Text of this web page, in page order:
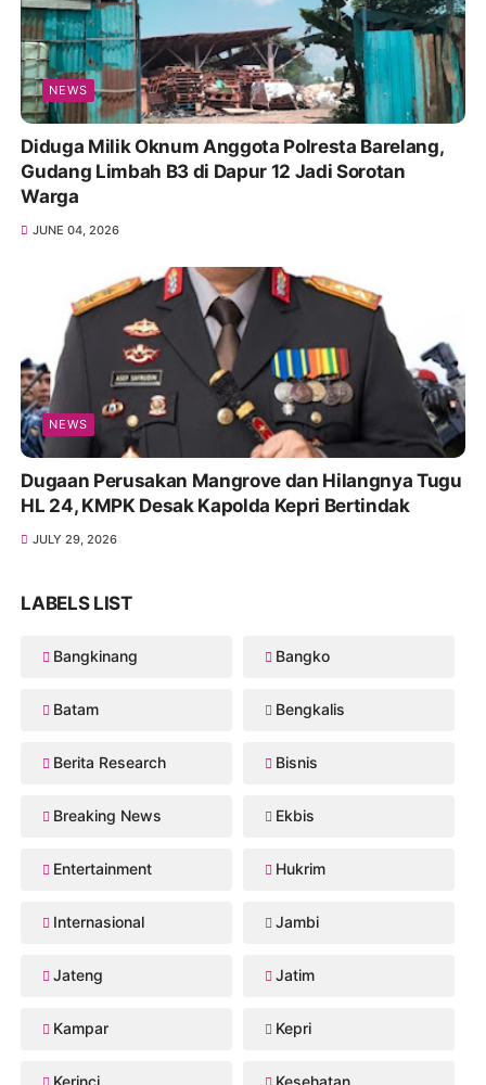
NEWS
Diduga Milik Oknum Anggota Polresta Barelang,
Gudang Limbah B3 di Dapur 12 Jadi Sorotan
Warga
JUNE 04, 2026
NEWS
Dugaan Perusakan Mangrove dan Hilangnya Tugu
HL 24, KMPK Desak Kapolda Kepri Bertindak
JULY 29, 2026
LABELS LIST
Bangkinang Bangko
Batam Bengkalis
Berita Research Bisnis
Breaking News Ekbis
Entertainment Hukrim
Internasional Jambi
Jateng Jatim
Kampar Kepri
Kerinci Kesehatan